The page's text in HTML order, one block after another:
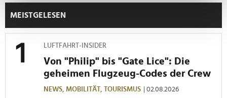
bestimmten Merkmalen (Fingerprinting) identifizieren
Erfahren Sie mehr darüber, wie Ihre persönlichen Daten
verarbeitet werden, und legen Sie Ihre Präferenzen im
Abschnitt Einzelheitenfest.
Wir verwenden Cookies, um Inhalte und Anzeigen zu
personalisieren, Funktionen für soziale Medien anbieten
zu können und die Zugriffe auf unsere Website zu
MEISTGELESEN
LUFTFAHRT-INSIDER
Von "Philip" bis "Gate Lice": Die
geheimen Flugzeug-Codes der Crew
NEWS, MOBILITÄT, TOURISMUS | 02.08.2026